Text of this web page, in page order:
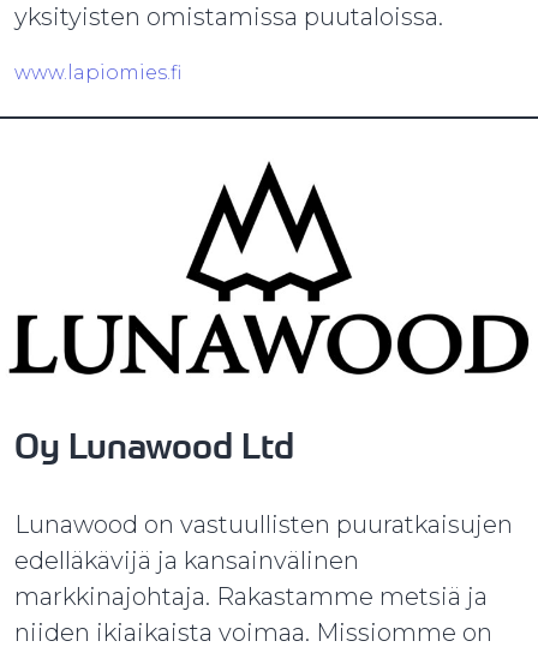
yksityisten omistamissa puutaloissa.
www.lapiomies.fi
Oy Lunawood Ltd
Lunawood on vastuullisten puuratkaisujen
edelläkävijä ja kansainvälinen
markkinajohtaja. Rakastamme metsiä ja
niiden ikiaikaista voimaa. Missiomme on